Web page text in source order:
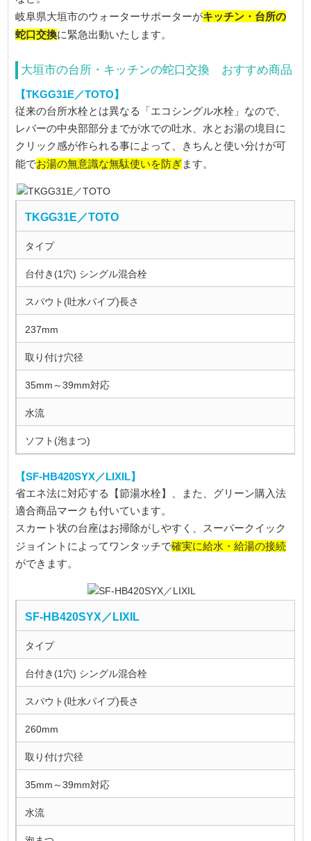
岐阜県大垣市のウォーターサポーターがキッチン・台所の
蛇口交換に緊急出動いたします。
大垣市の台所・キッチンの蛇口交換 おすすめ商品
【TKGG31E／TOTO】
従来の台所水栓とは異なる「エコシングル水栓」なので、
レバーの中央部部分までが水での吐水、水とお湯の境目に
クリック感が作られる事によって、きちんと使い分けが可
能でお湯の無意識な無駄使いを防ぎます。
TKGG31E／TOTO
タイプ
台付き(1穴) シングル混合栓
スパウト(吐水パイプ)長さ
237mm
取り付け穴径
35mm～39mm対応
水流
ソフト(泡まつ)
【SF-HB420SYX／LIXIL】
省エネ法に対応する【節湯水栓】、また、グリーン購入法
適合商品マークも付いています。
スカート状の台座はお掃除がしやすく、スーパークイック
ジョイントによってワンタッチで確実に給水・給湯の接続
ができます。
SF-HB420SYX／LIXIL
タイプ
台付き(1穴) シングル混合栓
スパウト(吐水パイプ)長さ
260mm
取り付け穴径
35mm～39mm対応
水流